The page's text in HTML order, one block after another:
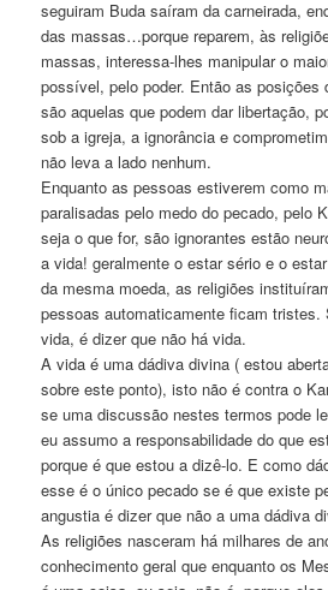
seguiram Buda saíram da carneirada,
das massas…porque reparem, às
massas, interessa-lhes manipular o
possível, pelo poder. Então as posições
são aquelas que podem dar libertação,
sob a igreja, a ignorância e
não leva a lado nenhum.
Enquanto as pessoas estiverem como
paralisadas pelo medo do pecado, pelo
seja o que for, são ignorantes estão
a vida! geralmente o estar sério e o
da mesma moeda, as religiões
pessoas automaticamente ficam tristes.
vida, é dizer que não há vida.
A vida é uma dádiva divina ( estou
sobre este ponto), isto não é contra o
se uma discussão nestes termos pode
eu assumo a responsabilidade do que
porque é que estou a dizê-lo. E como
esse é o único pecado se é que existe
angustia é dizer que não a uma dádiva
As religiões nasceram há milhares de
conhecimento geral que enquanto os